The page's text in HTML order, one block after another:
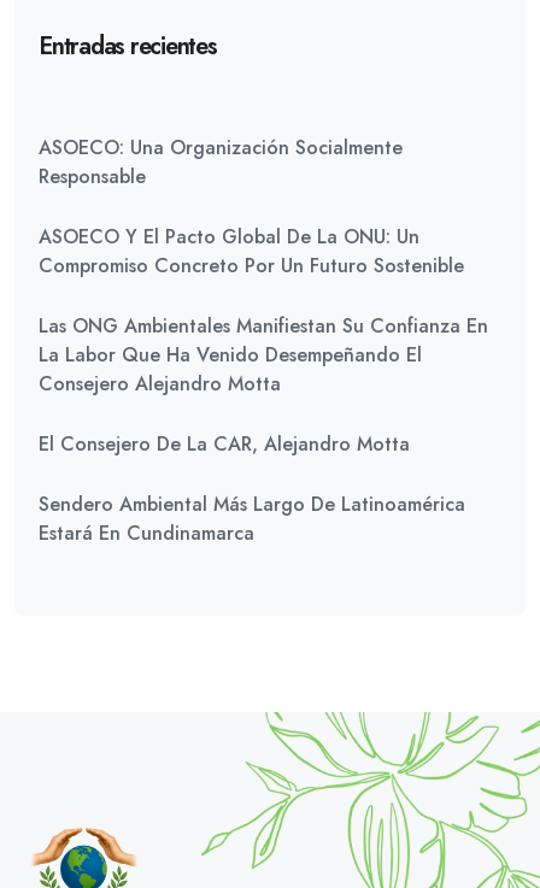
Entradas recientes
ASOECO: Una Organización Socialmente
Responsable
ASOECO Y El Pacto Global De La ONU: Un
Compromiso Concreto Por Un Futuro Sostenible
Las ONG Ambientales Manifiestan Su Confianza En
La Labor Que Ha Venido Desempeñando El
Consejero Alejandro Motta
El Consejero De La CAR, Alejandro Motta
Sendero Ambiental Más Largo De Latinoamérica
Estará En Cundinamarca